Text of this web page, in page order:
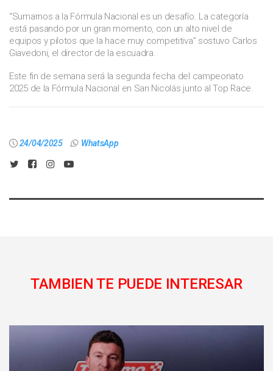
“Sumarnos a la Fórmula Nacional es un desafío. La categoría
está pasando por un gran momento, con un alto nivel de
equipos y pilotos que la hace muy competitiva” sostuvo Carlos
Giavedoni, el director de la escuadra.
Este fin de semana será la segunda fecha del campeonato
2025 de la Fórmula Nacional en San Nicolás junto al Top Race.
24/04/2025 WhatsApp
TAMBIEN TE PUEDE INTERESAR